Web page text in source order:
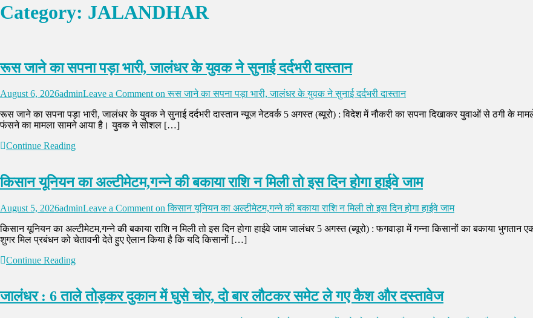
Category: JALANDHAR
रूस जाने का सपना पड़ा भारी, जालंधर के युवक ने सुनाई दर्दभरी दास्तान
August 6, 2026adminLeave a Comment on रूस जाने का सपना पड़ा भारी, जालंधर के युवक ने सुनाई दर्दभरी दास्तान
रूस जाने का सपना पड़ा भारी, जालंधर के युवक ने सुनाई दर्दभरी दास्तान न्यूज नेटवर्क 5 अगस्त (ब्यूरो) : विदेश में नौकरी का सपना दिखाकर युवाओं से ठगी
फंसने का मामला सामने आया है। युवक ने सोशल […]
Continue Reading
किसान यूनियन का अल्टीमेटम,गन्ने की बकाया राशि न मिली तो इस दिन होगा हाईवे जाम
August 5, 2026adminLeave a Comment on किसान यूनियन का अल्टीमेटम,गन्ने की बकाया राशि न मिली तो इस दिन होगा हाईवे जाम
किसान यूनियन का अल्टीमेटम,गन्ने की बकाया राशि न मिली तो इस दिन होगा हाईवे जाम जालंधर 5 अगस्त (ब्यूरो) : फगवाड़ा में गन्ना किसानों का बकाया
शुगर मिल प्रबंधन को चेतावनी देते हुए ऐलान किया है कि यदि किसानों […]
Continue Reading
जालंधर : 6 ताले तोड़कर दुकान में घुसे चोर, दो बार लौटकर समेट ले गए कैश और दस्तावेज